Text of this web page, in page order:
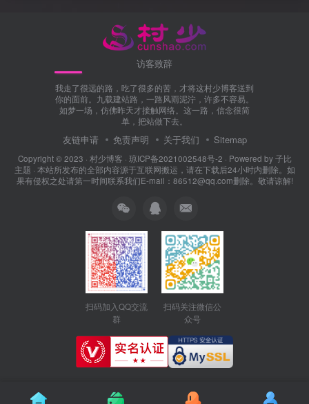
访客致辞
我走了很远的路，吃了很多的苦，才将这村少博客送到
你的面前。九载建站路，一路风雨泥泞，许多不容易。
如梦一场，仿佛昨天才接触网络。这一路，信念很简
单，把站做下去。
友链申请 免责声明 关于我们 Sitemap
Copyright © 2023 · 村少博客 · 琼ICP备2021002548号-2 · Powered by子比
主题 · 本站所发布的全部内容源于互联网搬运，请在下载后24小时内删除。如
果有侵权之处请第一时间联系我们E-mail：86512@qq.com删除。敬请谅解!
扫码加入QQ交流
群
扫码关注微信公
众号